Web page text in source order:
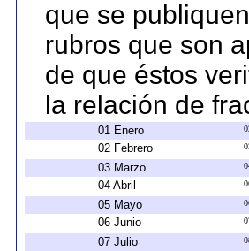
que se
rubros que son
de que éstos
la relación de
01 Enero
02 Febrero
03 Marzo
04 Abril
05 Mayo
06 Junio
07 Julio